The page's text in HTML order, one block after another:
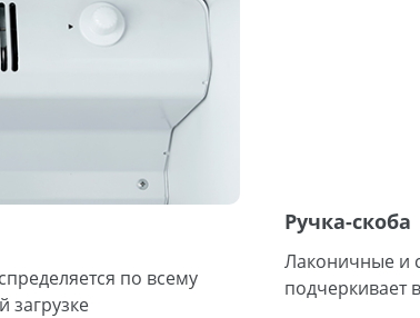
по всему
загрузке
Ручка-скоба
Лаконичные и
подчеркивает